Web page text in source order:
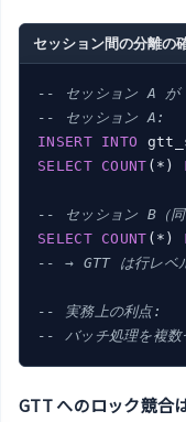
セッション間の分離の
-- セッション A が
-- セッション A:
INSERT
INTO
SELECT
COUNT (*)
-- セッション B（同
SELECT
COUNT (*)
-- → GTT は行レベル
-- 実務上の利点:
-- バッチ処理を複数
GTT へのロック競合